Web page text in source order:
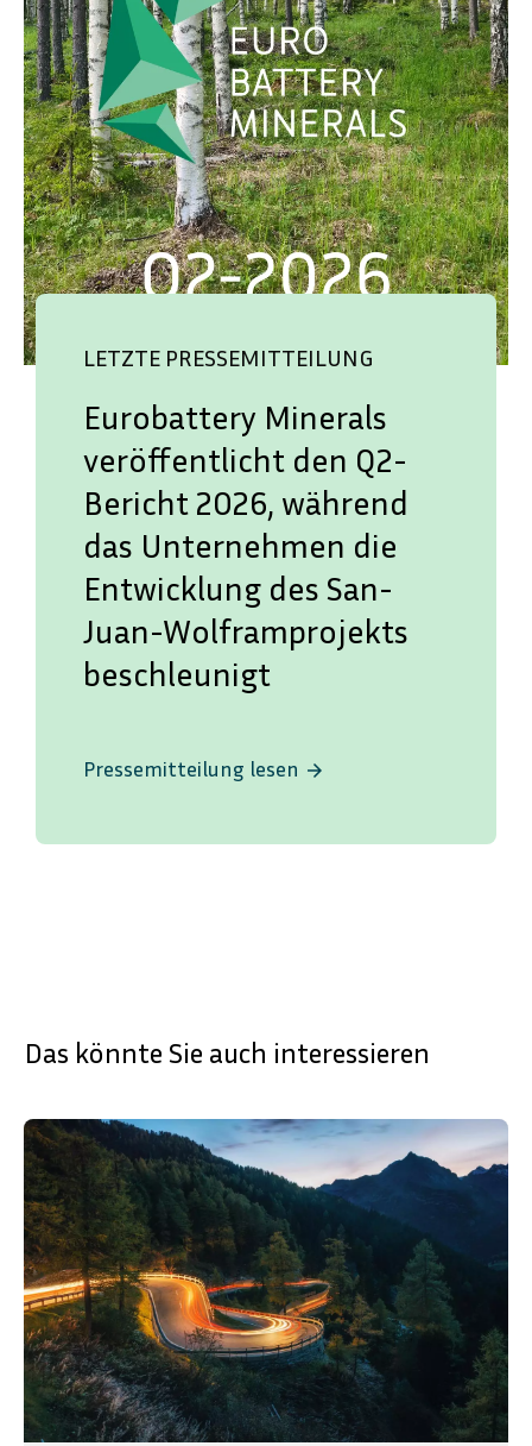
LETZTE PRESSEMITTEILUNG
Eurobattery Minerals
veröffentlicht den Q2-
Bericht 2026, während
das Unternehmen die
Entwicklung des San-
Juan-Wolframprojekts
beschleunigt
Pressemitteilung lesen arrow_forward
Das könnte Sie auch interessieren